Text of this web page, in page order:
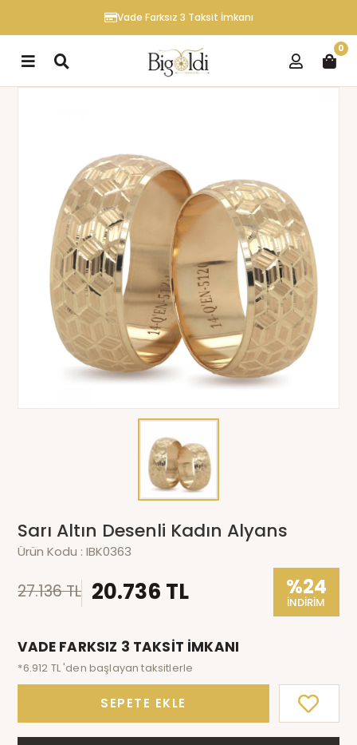
Vade Farksız 3 Taksit İmkanı
0
Sarı Altın Desenli Kadın Alyans
Ürün Kodu :IBK0363
27.136 TL 20.736 TL %24
İNDİRİM
VADE FARKSIZ 3 TAKSİT İMKANI
*6.912 TL 'den başlayan taksitlerle
SEPETE EKLE